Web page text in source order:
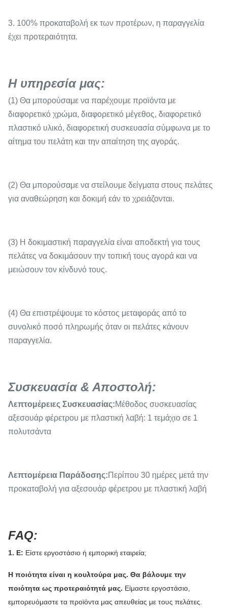
3. 100% προκαταβολή εκ των προτέρων, η παραγγελία
έχει προτεραιότητα.
Η υπηρεσία μας:
(1) Θα μπορούσαμε να παρέχουμε προϊόντα με
διαφορετικό χρώμα, διαφορετικό μέγεθος, διαφορετικό
πλαστικό υλικό, διαφορετική συσκευασία σύμφωνα με το
αίτημα του πελάτη και την απαίτηση της αγοράς.
(2) Θα μπορούσαμε να στείλουμε δείγματα στους πελάτες
για αναθεώρηση και δοκιμή εάν το χρειάζονται.
(3) Η δοκιμαστική παραγγελία είναι αποδεκτή για τους
πελάτες να δοκιμάσουν την τοπική τους αγορά και να
μειώσουν τον κίνδυνό τους.
(4) Θα επιστρέψουμε το κόστος μεταφοράς από το
συνολικό ποσό πληρωμής όταν οι πελάτες κάνουν
παραγγελία.
Συσκευασία & Αποστολή:
Λεπτομέρειες Συσκευασίας:Μέθοδος συσκευασίας
αξεσουάρ φέρετρου με πλαστική λαβή: 1 τεμάχιο σε 1
πολυτσάντα
Λεπτομέρεια Παράδοσης:Περίπου 30 ημέρες μετά την
προκαταβολή για αξεσουάρ φέρετρου με πλαστική λαβή
FAQ:
1. Ε: Είστε εργοστάσιο ή εμπορική εταιρεία;
Η ποιότητα είναι η κουλτούρα μας. Θα βάλουμε την
ποιότητα ως προτεραιότητά μας. Είμαστε εργοστάσιο,
εμπορευόμαστε τα προϊόντα μας απευθείας με τους πελάτες.